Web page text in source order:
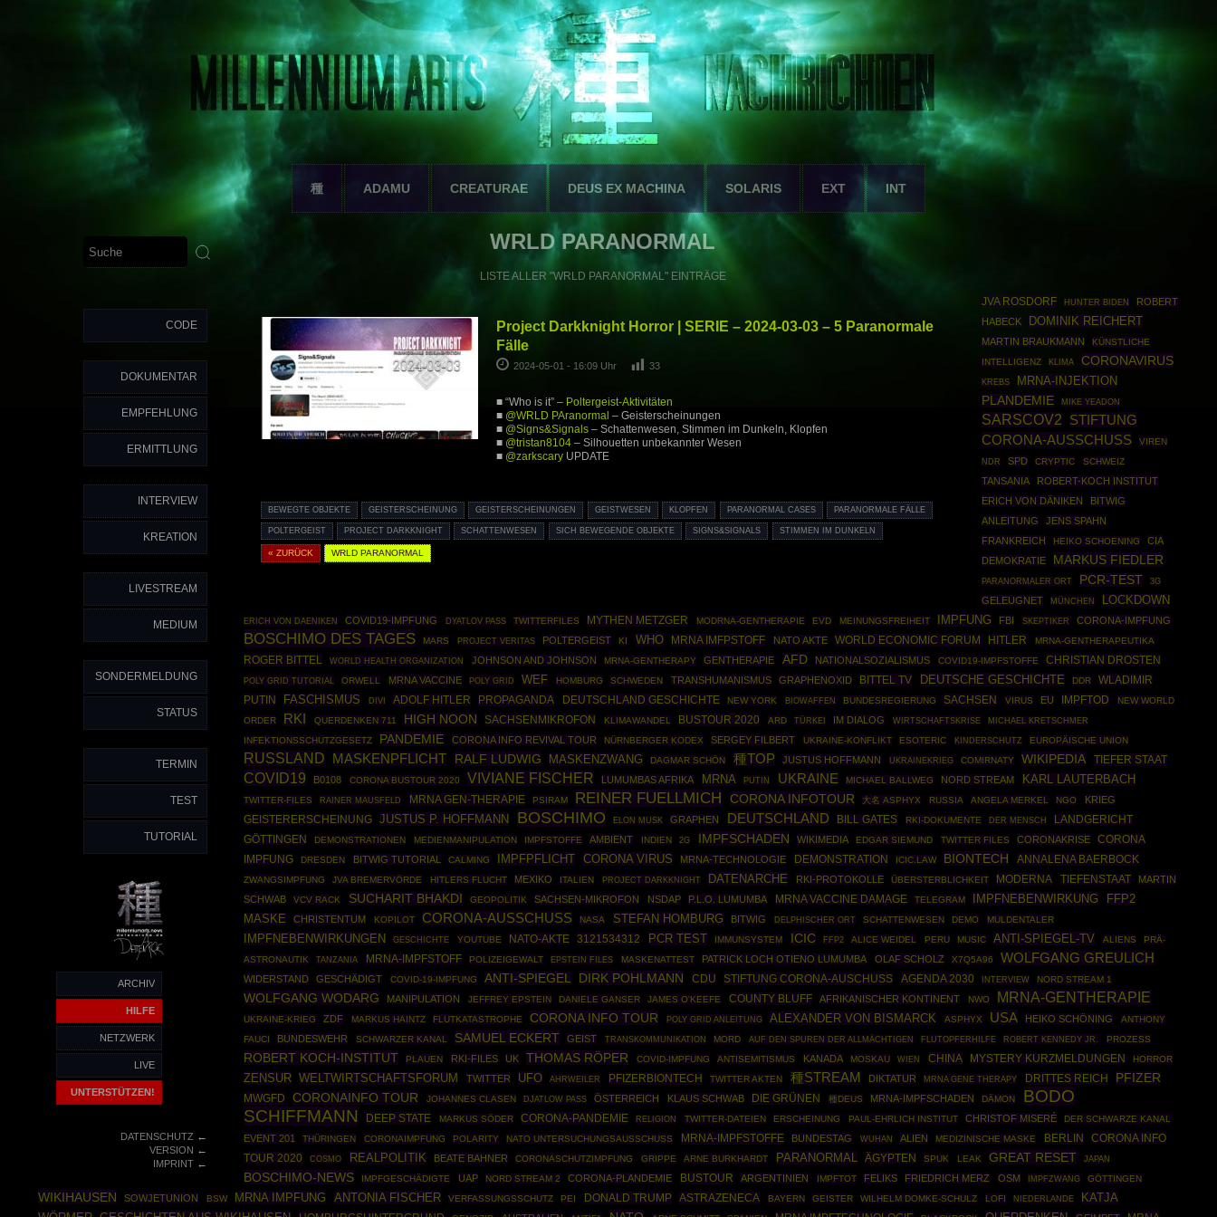
種 ADAMU CREATURAE DEUS EX MACHINA SOLARIS EXT INT
CODE
DOKUMENTAR
EMPFEHLUNG
ERMITTLUNG
INTERVIEW
KREATION
LIVESTREAM
MEDIUM
SONDERMELDUNG
STATUS
TERMIN
TEST
TUTORIAL
ARCHIV
HILFE
NETZWERK
LIVE
UNTERSTÜTZEN!
DATENSCHUTZ←
VERSION ←
IMPRINT←
WRLD PARANORMAL
LISTE ALLER "WRLD PARANORMAL" EINTRÄGE
Project Darkknight Horror | SERIE – 2024-03-03 – 5 Paranormale
Fälle
2024-05-01 - 16:09 Uhr 33
■ “Who is it” – Poltergeist-Aktivitäten
■ @WRLD PAranormal – Geisterscheinungen
■ @Signs&Signals– Schattenwesen, Stimmen im Dunkeln, Klopfen
■ @tristan8104– Silhouetten unbekannter Wesen
■ @zarkscaryUPDATE
BEWEGTE OBJEKTE GEISTERSCHEINUNG GEISTERSCHEINUNGEN GEISTWESEN KLOPFEN PARANORMAL CASES PARANORMALE FÄLLE
POLTERGEIST PROJECT DARKKNIGHT SCHATTENWESEN SICH BEWEGENDE OBJEKTE SIGNS&SIGNALS STIMMEN IM DUNKELN
« ZURÜCK WRLD PARANORMAL
JVA ROSDORF HUNTER BIDEN
ROBERT
HABECK
DOMINIK REICHERT
MARTIN BRAUKMANN
KÜNSTLICHE
INTELLIGENZ
KLIMA CORONAVIRUS
KREBS
MRNA-INJEKTION
PLANDEMIE
MIKE YEADON
SARSCOV2 STIFTUNG
CORONA-AUSSCHUSS
VIREN
NDR SPD CRYPTIC SCHWEIZ
TANSANIA
ROBERT-KOCH INSTITUT
ERICH VON DÄNIKEN
BITWIG
ANLEITUNG
JENS SPAHN
FRANKREICH
HEIKO SCHOENING
CIA
DEMOKRATIE
MARKUS FIEDLER
PARANORMALER ORT PCR-TEST 3G
GELEUGNET MÜNCHEN LOCKDOWN
ERICH VON DAENIKEN COVID19-IMPFUNG DYATLOV PASS TWITTERFILES MYTHEN METZGER MODRNA-GENTHERAPIE EVD MEINUNGSFREIHEIT IMPFUNG FBI SKEPTIKER CORONA-IMPFUNG
BOSCHIMO DES TAGES MARS PROJECT VERITAS POLTERGEIST KI WHO MRNA IMFPSTOFF NATO AKTE WORLD ECONOMIC FORUM HITLER MRNA-GENTHERAPEUTIKA
ROGER BITTEL WORLD HEALTH ORGANIZATION JOHNSON AND JOHNSON MRNA-GENTHERAPY GENTHERAPIE AFD NATIONALSOZIALISMUS COVID19-IMPFSTOFFE CHRISTIAN DROSTEN
POLY GRID TUTORIAL ORWELL MRNA VACCINE POLY GRID WEF HOMBURG SCHWEDEN TRANSHUMANISMUS GRAPHENOXID BITTEL TV DEUTSCHE GESCHICHTE DDR
WLADIMIR
PUTIN
FASCHISMUS DIVI ADOLF HITLER PROPAGANDA DEUTSCHLAND GESCHICHTE NEW YORK BIOWAFFEN BUNDESREGIERUNG SACHSEN VIRUS EU IMPFTOD
NEW WORLD
ORDER
RKI QUERDENKEN 711 HIGH NOON SACHSENMIKROFON KLIMAWANDEL BUSTOUR 2020 ARD TÜRKEI IM DIALOG WIRTSCHAFTSKRISE MICHAEL KRETSCHMER
INFEKTIONSSCHUTZGESETZ PANDEMIE CORONA INFO REVIVAL TOUR NÜRNBERGER KODEX SERGEY FILBERT UKRAINE-KONFLIKT ESOTERIC KINDERSCHUTZ EUROPÄISCHE UNION
RUSSLAND MASKENPFLICHT RALF LUDWIG MASKENZWANG DAGMAR SCHÖN 種TOP JUSTUS HOFFMANN UKRAINEKRIEG COMIRNATY WIKIPEDIA TIEFER STAAT
COVID19 B0108 CORONA BUSTOUR 2020 VIVIANE FISCHER LUMUMBAS AFRIKA MRNA PUTIN UKRAINE MICHAEL BALLWEG NORD STREAM KARL LAUTERBACH
TWITTER-FILES RAINER MAUSFELD MRNA GEN-THERAPIE PSIRAM REINER FUELLMICH CORONA INFOTOUR 大名 ASPHYX RUSSIA ANGELA MERKEL NGO
KRIEG
GEISTERERSCHEINUNG
JUSTUS P. HOFFMANN BOSCHIMO ELON MUSK GRAPHEN DEUTSCHLAND BILL GATES RKI-DOKUMENTE DER MENSCH
LANDGERICHT
GÖTTINGEN
DEMONSTRATIONEN MEDIENMANIPULATION IMPFSTOFFE AMBIENT INDIEN 2G IMPFSCHADEN WIKIMEDIA EDGAR SIEMUND TWITTER FILES CORONAKRISE
CORONA
IMPFUNG
DRESDEN BITWIG TUTORIAL CALMING IMPFPFLICHT CORONA VIRUS MRNA-TECHNOLOGIE DEMONSTRATION ICIC.LAW BIONTECH ANNALENA BAERBOCK
ZWANGSIMPFUNG JVA BREMERVÖRDE HITLERS FLUCHT MEXIKO ITALIEN PROJECT DARKKNIGHT DATENARCHE RKI-PROTOKOLLE ÜBERSTERBLICHKEIT MODERNA TIEFENSTAAT
MARTIN
SCHWAB
VCV RACK SUCHARIT BHAKDI GEOPOLITIK SACHSEN-MIKROFON NSDAP P.L.O. LUMUMBA MRNA VACCINE DAMAGE TELEGRAM IMPFNEBENWIRKUNG
FFP2
MASKE
CHRISTENTUM KOPILOT CORONA-AUSSCHUSS NASA STEFAN HOMBURG BITWIG DELPHISCHER ORT SCHATTENWESEN DEMO MULDENTALER
IMPFNEBENWIRKUNGEN GESCHICHTE YOUTUBE NATO-AKTE 3121534312 PCR TEST IMMUNSYSTEM ICIC FFP2 ALICE WEIDEL PERU MUSIC ANTI-SPIEGEL-TV ALIENS
PRÄ-
ASTRONAUTIK
TANZANIA MRNA-IMPFSTOFF POLIZEIGEWALT EPSTEIN FILES MASKENATTEST PATRICK LOCH OTIENO LUMUMBA OLAF SCHOLZ X7Q5A96 WOLFGANG GREULICH
WIDERSTAND GESCHÄDIGT COVID-19-IMPFUNG ANTI-SPIEGEL DIRK POHLMANN CDU STIFTUNG CORONA-AUSCHUSS AGENDA 2030 INTERVIEW NORD STREAM 1
WOLFGANG WODARG MANIPULATION JEFFREY EPSTEIN DANIELE GANSER JAMES O'KEEFE COUNTY BLUFF AFRIKANISCHER KONTINENT NWO MRNA-GENTHERAPIE
UKRAINE-KRIEG ZDF MARKUS HAINTZ FLUTKATASTROPHE CORONA INFO TOUR POLY GRID ANLEITUNG ALEXANDER VON BISMARCK ASPHYX USA HEIKO SCHÖNING
ANTHONY
FAUCI
BUNDESWEHR SCHWARZER KANAL SAMUEL ECKERT GEIST TRANSKOMMUNIKATION MORD AUF DEN SPUREN DER ALLMÄCHTIGEN FLUTOPFERHILFE ROBERT KENNEDY JR. PROZESS
ROBERT KOCH-INSTITUT PLAUEN RKI-FILES UK THOMAS RÖPER COVID-IMPFUNG ANTISEMITISMUS KANADA MOSKAU WIEN CHINA MYSTERY KURZMELDUNGEN HORROR
ZENSUR WELTWIRTSCHAFTSFORUM TWITTER UFO AHRWEILER PFIZERBIONTECH TWITTER AKTEN 種STREAM DIKTATUR MRNA GENE THERAPY DRITTES REICH PFIZER
MWGFD CORONAINFO TOUR JOHANNES CLASEN DJATLOW PASS ÖSTERREICH KLAUS SCHWAB DIE GRÜNEN 種DEUS MRNA-IMPFSCHADEN DÄMON
BODO
SCHIFFMANN
DEEP STATE MARKUS SÖDER CORONA-PANDEMIE RELIGION TWITTER-DATEIEN ERSCHEINUNG PAUL-EHRLICH INSTITUT CHRISTOF MISERÉ DER SCHWARZE KANAL
EVENT 201 THÜRINGEN CORONAIMPFUNG POLARITY NATO UNTERSUCHUNGSAUSSCHUSS MRNA-IMPFSTOFFE BUNDESTAG WUHAN ALIEN MEDIZINISCHE MASKE BERLIN
CORONA INFO
TOUR 2020
COSMO REALPOLITIK BEATE BAHNER CORONASCHUTZIMPFUNG GRIPPE ARNE BURKHARDT PARANORMAL ÄGYPTEN SPUK LEAK GREAT RESET JAPAN
BOSCHIMO-NEWS IMPFGESCHÄDIGTE UAP NORD STREAM 2 CORONA-PLANDEMIE BUSTOUR ARGENTINIEN IMPFTOT FELIKS FRIEDRICH MERZ OSM IMPFZWANG GÖTTINGEN
WIKIHAUSEN SOWJETUNION BSW MRNA IMPFUNG ANTONIA FISCHER VERFASSUNGSSCHUTZ PEI DONALD TRUMP ASTRAZENECA BAYERN GEISTER WILHELM DOMKE-SCHULZ LOFI NIEDERLANDE
KATJA